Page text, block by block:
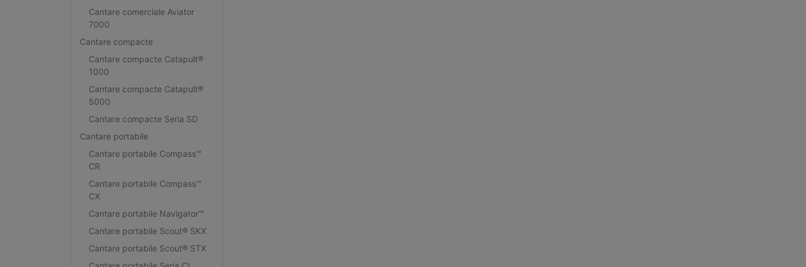
Cantare comerciale Aviator
7000
Cantare compacte
Cantare compacte Catapult®
1000
Cantare compacte Catapult®
5000
Cantare compacte Seria SD
Cantare portabile
Cantare portabile Compass™
CR
Cantare portabile Compass™
CX
Cantare portabile Navigator™
Cantare portabile Scout® SKX
Cantare portabile Scout® STX